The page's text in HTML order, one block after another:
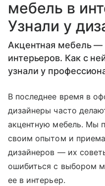
мебель в
Узнали у
Акцентная мебель
интерьеров. Как с
узнали у
В последнее время в
дизайнеры часто
акцентную мебель. Мы
своим опытом и
дизайнеров — их
ошибиться с выбором
ее в интерьер.